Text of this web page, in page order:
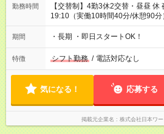
勤務時間
【交替制】4勤3休2交替・昼昼 休
19:10（実働10時間40分/休憩90
働10時間40分/休憩90分） 【日勤
12:40/15:00～15:15/17:30～17:50
期間 ・長期 ・即日スタートOK！
特徴 シフト勤務 / 電話対応なし
気になる！ 応募する
掲載元企業名 株式会社日本ワ